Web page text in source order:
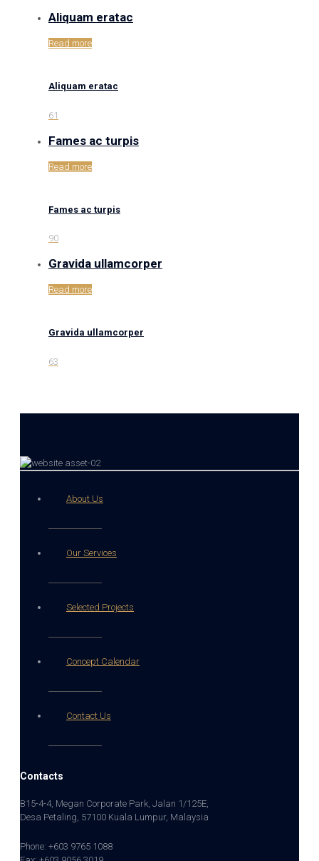
Aliquam eratac
Read more
Aliquam eratac
61
Fames ac turpis
Read more
Fames ac turpis
90
Gravida ullamcorper
Read more
Gravida ullamcorper
63
About Us
Our Services
Selected Projects
Concept Calendar
Contact Us
Contacts
B15-4-4, Megan Corporate Park, Jalan 1/125E,
Desa Petaling, 57100 Kuala Lumpur, Malaysia
Phone: +603 9765 1088